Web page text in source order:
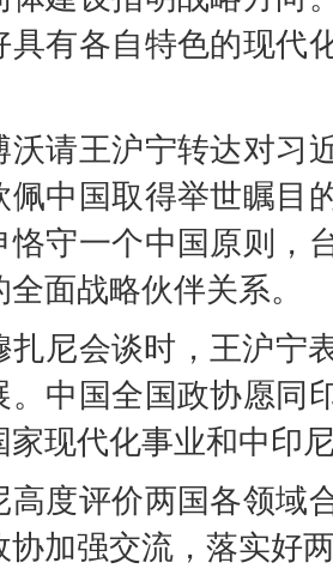
具有各自特色的现代
沃请王沪宁转达对习
佩中国取得举世瞩目
恪守一个中国原则，
面战略伙伴关系。
扎尼会谈时，王沪宁
。中国全国政协愿同
家现代化事业和中印
高度评价两国各领域
协加强交流，落实好